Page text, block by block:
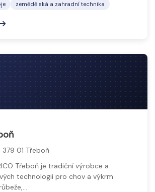
zemědělská a zahradní technika
379 01 Třeboň
Třeboň je tradiční výrobce a
technologií pro chov a výkrm